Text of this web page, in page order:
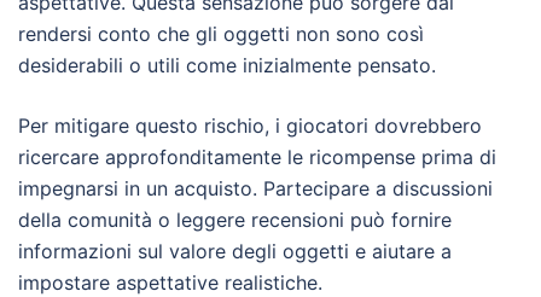
rendersi conto che gli oggetti non sono così
desiderabili o utili come inizialmente pensato.
Per mitigare questo rischio, i giocatori dovrebbero
ricercare approfonditamente le ricompense prima di
impegnarsi in un acquisto. Partecipare a discussioni
della comunità o leggere recensioni può fornire
informazioni sul valore degli oggetti e aiutare a
impostare aspettative realistiche.